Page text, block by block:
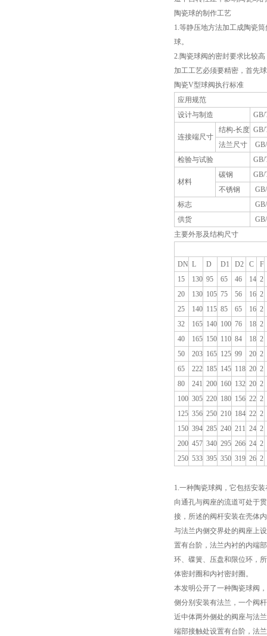
陶瓷球的制作工艺
1.等静压地方法加工成陶瓷
球。
2.陶瓷球阀的密封要求比较
加工工艺必须要精密，首先
陶瓷V型球阀执行标准
应用规范
设计与制造
GB/
连接端尺寸
结构-长度 GB/
法兰尺寸
检验与试验
GB/
材料
碳钢
GB/
不锈钢
标志
供货
主要外形及结构尺寸
DN L D D1 D2 C
F
15
130 95 65 46 14 2
20
130 105 75 56 16 2
25
140 115 85 65 16 2
32
165 140 100 76 18 2
40
165 150 110 84 18 2
50
203 165 125 99 20 2
65
222 185 145 118 20 2
80
241 200 160 132 20 2
100 305 220 180 156 22 2
125 356 250 210 184 22 2
150 394 285 240 211 24 2
200 457 340 295 266 24 2
250 533 395 350 319 26 2
1.一种陶瓷球阀，它包括安
向通孔与阀座的流道可处于
接，所述的阀杆安装在壳体
与法兰内侧交界处的阀座上
置有台阶，法兰内衬的内端
环、碟簧、压盘和限位环，
体密封圈和内衬密封圈。
本发明公开了一种陶瓷球阀
侧分别安装有法兰，一个阀
近中体两外侧处的阀座与法
端部接触处设置有台阶，法